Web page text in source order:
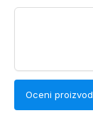
Oceni proizvod